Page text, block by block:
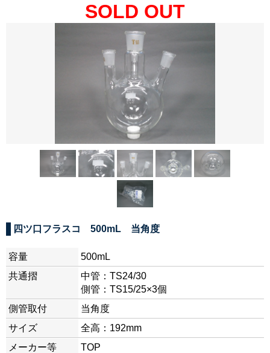
SOLD OUT
四ツ口フラスコ 500mL 当角度
容量
500mL
共通摺
中管：TS24/30
側管：TS15/25×3個
側管取付
当角度
サイズ
全高：192mm
メーカー等
TOP